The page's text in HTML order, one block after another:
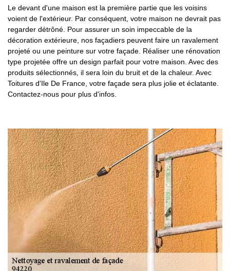
Le devant d'une maison est la première partie que les voisins
voient de l'extérieur. Par conséquent, votre maison ne devrait pas
regarder détrôné. Pour assurer un soin impeccable de la
décoration extérieure, nos façadiers peuvent faire un ravalement
projeté ou une peinture sur votre façade. Réaliser une rénovation
type projetée offre un design parfait pour votre maison. Avec des
produits sélectionnés, il sera loin du bruit et de la chaleur. Avec
Toitures d'Ile De France, votre façade sera plus jolie et éclatante.
Contactez-nous pour plus d'infos.